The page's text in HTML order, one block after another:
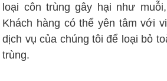
loại côn trùng gây hại như
Khách hàng có thể yên tâm với
dịch vụ của chúng tôi để loại bỏ
trùng.